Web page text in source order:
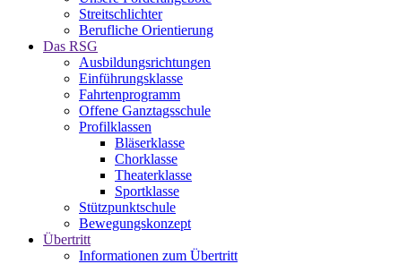
Streitschlichter
Berufliche Orientierung
Das RSG
Ausbildungsrichtungen
Einführungsklasse
Fahrtenprogramm
Offene Ganztagsschule
Profilklassen
Bläserklasse
Chorklasse
Theaterklasse
Sportklasse
Stützpunktschule
Bewegungskonzept
Übertritt
Informationen zum Übertritt